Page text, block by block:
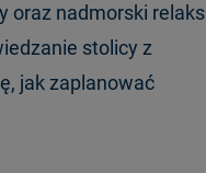
oraz nadmorski relaks
stolicy z
jak zaplanować